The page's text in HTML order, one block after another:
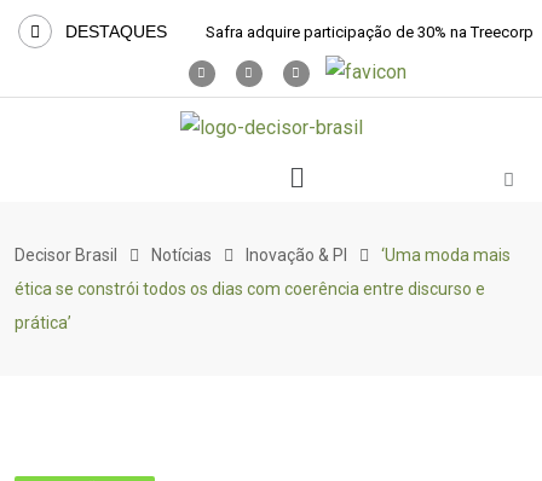
DESTAQUES Safra adquire participação de 30% na Treecorp
Decisor Brasil Notícias Inovação & PI
‘Uma moda mais
ética se constrói todos os dias com coerência entre discurso e
prática’